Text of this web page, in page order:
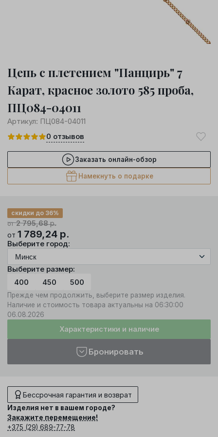
Цепь с плетением "Панцирь" 7
Карат, красное золото 585 проба,
ПЦ084-04011
Артикул: ПЦ084-04011
0 отзывов
Заказать онлайн-обзор
Намекнуть о подарке
от2 795,68р.
скидки до 36%
от 1 789,24 р.
Выберите город:
Выберите размер:
400
450 500
Прежде чем продолжить, выберите размер изделия.
Наличие и стоимость товара актуальны на 06:30:00
06.08.2026
Характеристики и наличие
Бронировать
Бессрочная гарантия и возврат
Изделия нет в вашем городе?
Закажите перемещение!
+375 (29) 689-77-78